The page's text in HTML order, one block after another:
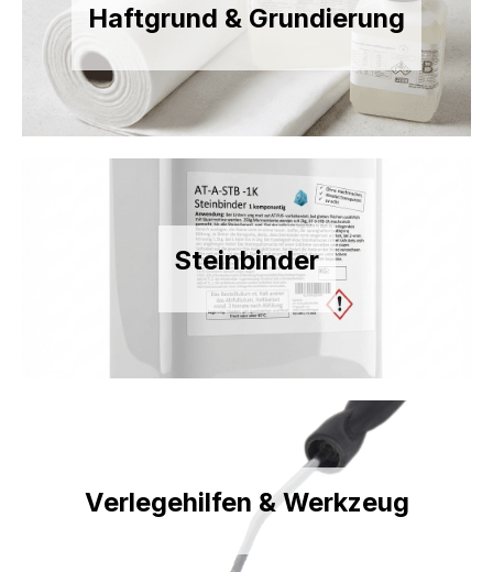
Haftgrund & Grundierung
Steinbinder
Verlegehilfen & Werkzeug